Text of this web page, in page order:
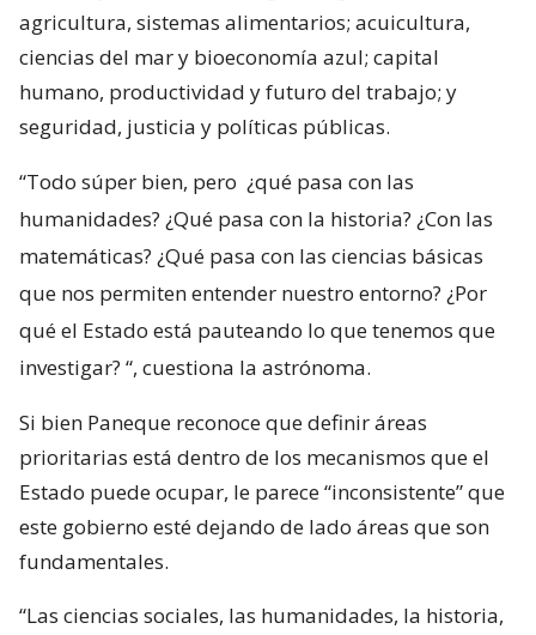
agricultura, sistemas alimentarios; acuicultura,
ciencias del mar y bioeconomía azul; capital
humano, productividad y futuro del trabajo; y
seguridad, justicia y políticas públicas.
“Todo súper bien, pero ¿qué pasa con las
humanidades? ¿Qué pasa con la historia? ¿Con las
matemáticas? ¿Qué pasa con las ciencias básicas
que nos permiten entender nuestro entorno? ¿Por
qué el Estado está pauteando lo que tenemos que
investigar? “, cuestiona la astrónoma.
Si bien Paneque reconoce que definir áreas
prioritarias está dentro de los mecanismos que el
Estado puede ocupar, le parece “inconsistente” que
este gobierno esté dejando de lado áreas que son
fundamentales.
“Las ciencias sociales, las humanidades, la historia,